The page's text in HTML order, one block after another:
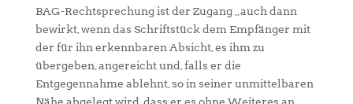
BAG-Rechtsprechung ist der Zugang „auch dann
bewirkt, wenn das Schriftstück dem Empfänger mit
der für ihn erkennbaren Absicht, es ihm zu
übergeben, angereicht und, falls er die
Entgegennahme ablehnt, so in seiner unmittelbaren